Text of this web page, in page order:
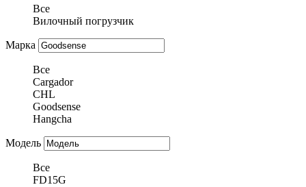
Все
Вилочный погрузчик
Марка
Все
Cargador
CHL
Goodsense
Hangcha
Модель
Все
FD15G